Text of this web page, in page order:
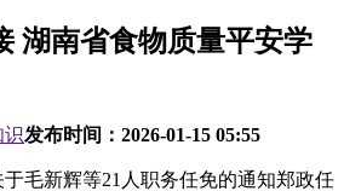
湖南省食物质量平安学
识发布时间： 2026-01-15 05:55
新辉等21人职务任免的通知郑政任